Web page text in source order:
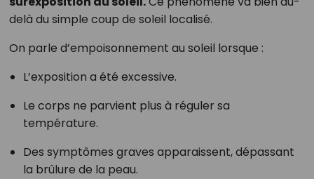
delà du simple coup de soleil localisé.
On parle d’empoisonnement au soleil lorsque :
L’exposition a été excessive.
Le corps ne parvient plus à réguler sa
température.
Des symptômes graves apparaissent, dépassant
la brûlure de la peau.